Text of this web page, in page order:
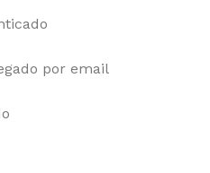
por email